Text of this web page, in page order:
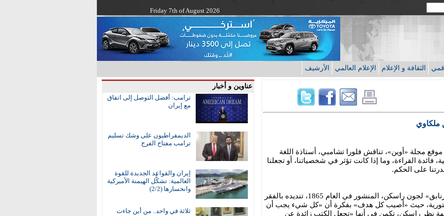
Friday 7th of August 2026
الثقافة و الإعلام الإعلام العالمي الأرشيف
عناوين و أخبار
ترامب: أفضل التوصل إلى اتفاق
مع إيران
الديمقراطيون على وشك تسليم
ترامب مفتاح الفرج
إيران والقواعد الجديدة للقوة
العالمية: تشكُّل الهيمنة الأميركية
وانحسارها (2/2)
ثلاثة في واحد.. من أين جاءت
ملكاوي
مجلة «أوين»، تناقش فلورا تشامبي، أستاذة اللغة
فائدة القراءة، وما إذا كانت تؤثر في شخصياتنا، أو تجعلنا
على الحكم.
تنقل تشامبي من كتاب «السمسم والزنابق» لجون راسكن، المنشور في العام 1865، تنديده بالفقر
حيث «أصيب كل هدف» بفكرة أن «كل شيء يجب أن
نظر راسكن، تكمن في أنها «تجعل الكتب زائدة عن